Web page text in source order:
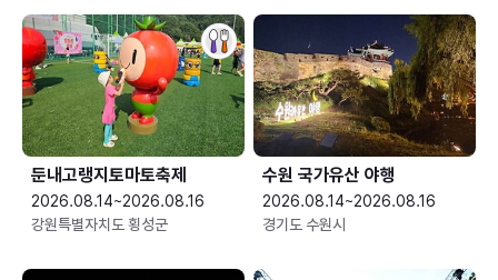
둔내고랭지토마토축제
2026.08.14~2026.08.16
강원특별자치도 횡성군
수원 국가유산 야행
2026.08.14~2026.08.16
경기도 수원시